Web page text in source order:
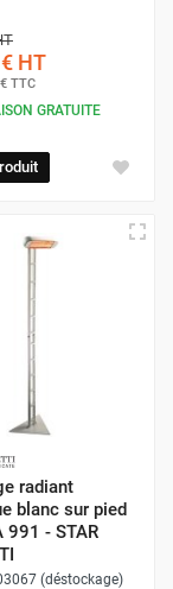
HT
TTC
GRATUITE
radiant
blanc sur pied
991 - STAR
(déstockage)